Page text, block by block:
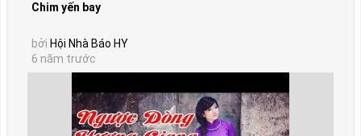
Chim yến bay
bởi Hội Nhà Báo HY
6 năm trước